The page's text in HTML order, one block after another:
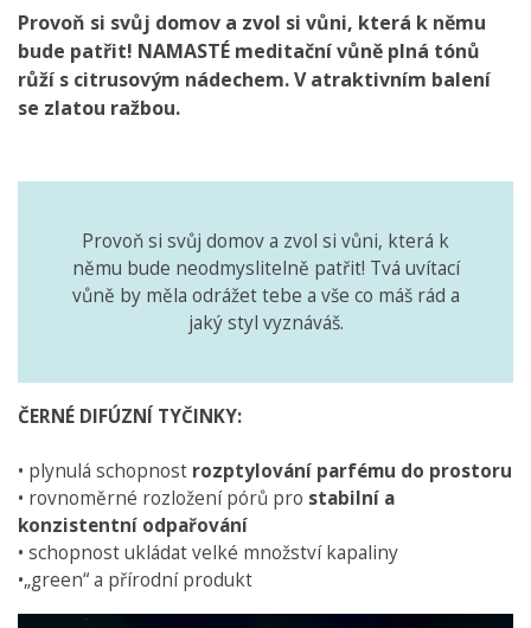
Provoň si svůj domov a zvol si vůni, která k němu
bude patřit! NAMASTÉ meditační vůně plná tónů
růží s citrusovým nádechem.V atraktivním balení
se zlatou ražbou.
Provoň si svůj domov a zvol si vůni, která k
němu bude neodmyslitelně patřit! Tvá uvítací
vůně by měla odrážet tebe a vše co máš rád a
jaký styl vyznáváš.
ČERNÉ DIFÚZNÍ TYČINKY:
• plynulá schopnost rozptylování parfému do prostoru
• rovnoměrné rozložení pórů pro stabilní a
konzistentní odpařování
• schopnost ukládat velké množství kapaliny
•„green“ a přírodní produkt